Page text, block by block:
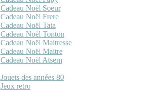
Cadeau Noël Soeur
Cadeau Noël Frere
Cadeau Noël Tata
Cadeau Noël Tonton
Cadeau Noël Maitresse
Cadeau Noël Maitre
Cadeau Noël Atsem
Jouets des années 80
Jeux retro